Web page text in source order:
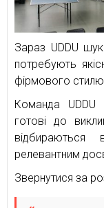
Зараз UDDU
потребують
фірмового
Команда UDDU
готові до
відбираються
релевантним
Звернутися за